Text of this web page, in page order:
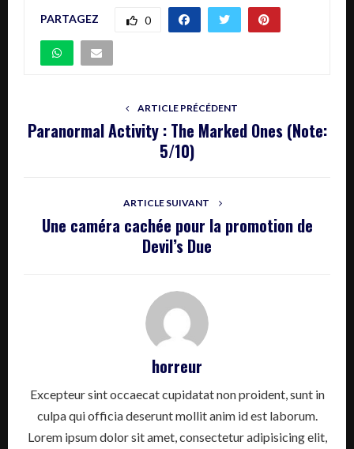
PARTAGEZ 0
ARTICLE PRÉCÉDENT
Paranormal Activity : The Marked Ones (Note:
5/10)
ARTICLE SUIVANT
Une caméra cachée pour la promotion de
Devil’s Due
horreur
Excepteur sint occaecat cupidatat non proident, sunt in
culpa qui officia deserunt mollit anim id est laborum.
Lorem ipsum dolor sit amet, consectetur adipisicing elit,